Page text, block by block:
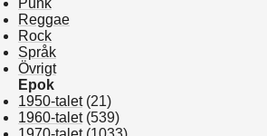
Punk
Reggae
Rock
Språk
Övrigt
Epok
1950-talet(21)
1960-talet(539)